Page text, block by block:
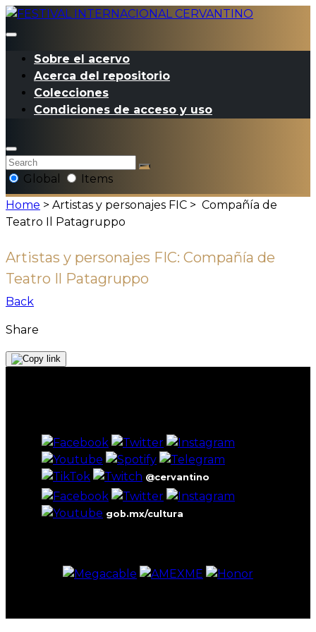
Sobre el acervo
Acerca del repositorio
Colecciones
Condiciones de acceso y uso
Global
Items
Home > Artistas y personajes FIC > Compañía de
Teatro Il Patagruppo
Artistas y personajes FIC: Compañía de
Teatro Il Patagruppo
Back
Share
@cervantino
gob.mx/cultura